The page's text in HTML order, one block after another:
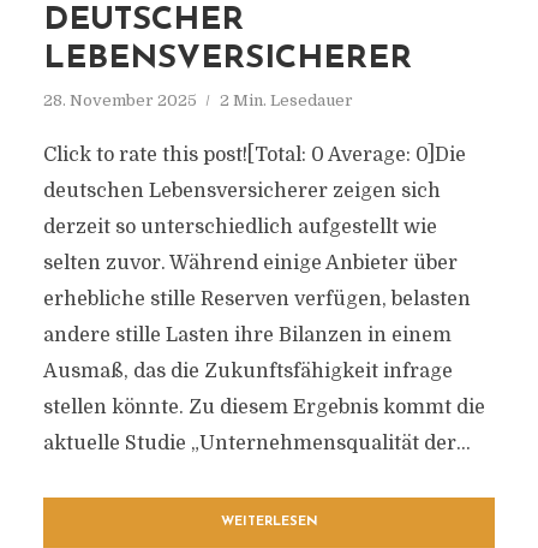
EUTSCHER L
EBENSVERSICHERER
28. November 2025 2 Min. Lesedauer
Click to rate this post![Total: 0 Average: 0]Die
deutschen Lebensversicherer zeigen sich
derzeit so unterschiedlich aufgestellt wie
selten zuvor. Während einige Anbieter über
erhebliche stille Reserven verfügen, belasten
andere stille Lasten ihre Bilanzen in einem
Ausmaß, das die Zukunftsfähigkeit infrage
stellen könnte. Zu diesem Ergebnis kommt die
aktuelle Studie „Unternehmensqualität der...
WEITERLESEN